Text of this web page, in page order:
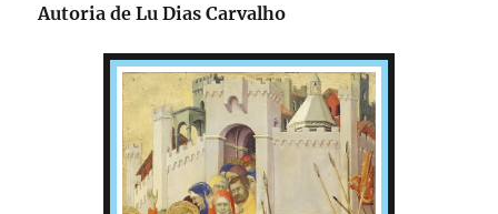
Autoria de Lu Dias Carvalho